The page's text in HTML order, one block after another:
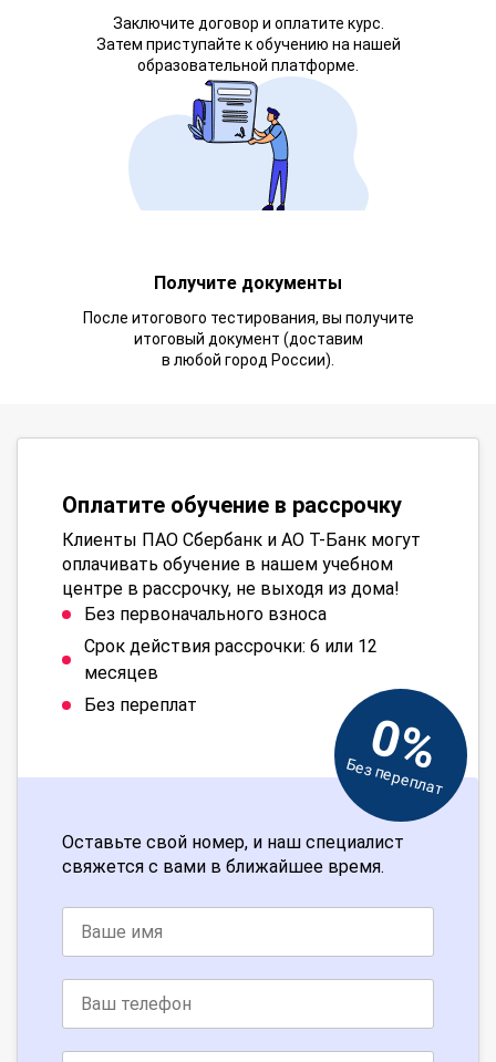
Заключите договор и оплатите курс.
Затем приступайте к обучению на нашей
образовательной платформе.
Получите документы
После итогового тестирования, вы получите
итоговый документ (доставим
в любой город России).
Оплатите обучение в рассрочку
Клиенты ПАО Сбербанк и АО Т-Банк могут
оплачивать обучение в нашем учебном
центре в рассрочку, не выходя из дома!
Без первоначального взноса
Срок действия рассрочки: 6 или 12
месяцев
Без переплат
0%
Без переплат
Оставьте свой номер, и наш специалист
свяжется с вами в ближайшее время.